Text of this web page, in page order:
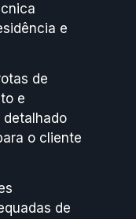
e
de
e
detalhado
o cliente
de